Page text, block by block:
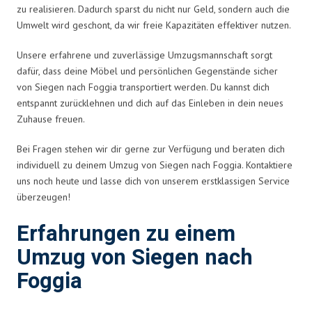
zu realisieren. Dadurch sparst du nicht nur Geld, sondern auch die
Umwelt wird geschont, da wir freie Kapazitäten effektiver nutzen.
Unsere erfahrene und zuverlässige Umzugsmannschaft sorgt
dafür, dass deine Möbel und persönlichen Gegenstände sicher
von Siegen nach Foggia transportiert werden. Du kannst dich
entspannt zurücklehnen und dich auf das Einleben in dein neues
Zuhause freuen.
Bei Fragen stehen wir dir gerne zur Verfügung und beraten dich
individuell zu deinem Umzug von Siegen nach Foggia. Kontaktiere
uns noch heute und lasse dich von unserem erstklassigen Service
überzeugen!
Erfahrungen zu einem
Umzug von Siegen nach
Foggia